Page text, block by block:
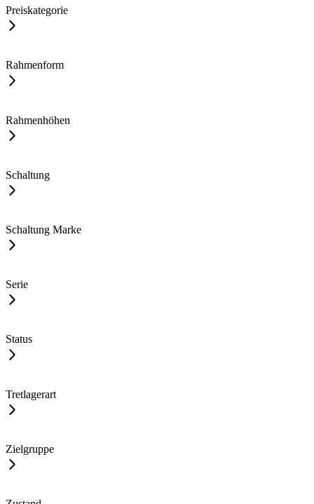
Preiskategorie
Rahmenform
Rahmenhöhen
Schaltung
Schaltung Marke
Serie
Status
Tretlagerart
Zielgruppe